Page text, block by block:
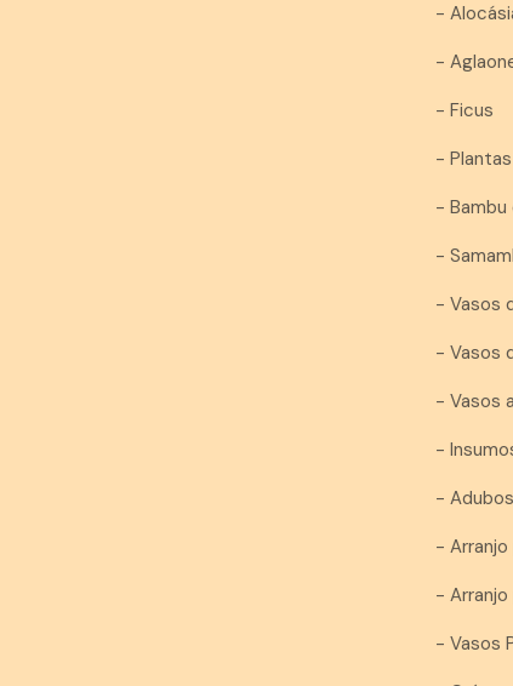
-
-
- Ficus
-
-
-
- Vasos
- Vasos
- Vasos
-
-
-
-
- Vasos